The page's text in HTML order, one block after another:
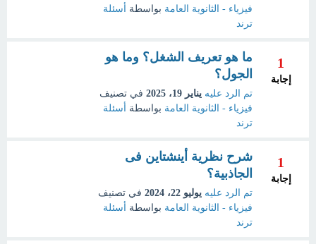
فيزياء - الثانوية العامة بواسطة
أسئلة
ترند
1
إجابة
ما هو تعريف الشغل؟ وما هو
الجول؟
تم الرد عليه يناير 19، 2025
في تصنيف
فيزياء - الثانوية العامة بواسطة
أسئلة
ترند
1
إجابة
شرح نظرية أينشتاين فى
الجاذبية؟
تم الرد عليه يوليو 22، 2024
في تصنيف
فيزياء - الثانوية العامة بواسطة
أسئلة
ترند